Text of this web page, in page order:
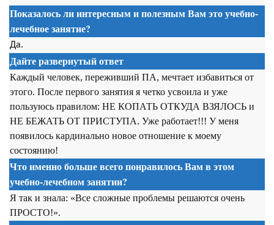
Показалось ли интересным и полезным Вам это учебно-
лечебное занятие?
Да.
Дайте развернутый ответ
Каждый человек, переживший ПА, мечтает избавиться от
этого. После первого занятия я четко усвоила и уже
пользуюсь правилом: НЕ КОПАТЬ ОТКУДА ВЗЯЛОСЬ и
НЕ БЕЖАТЬ ОТ ПРИСТУПА. Уже работает!!! У меня
появилось кардинально новое отношение к моему
состоянию!
Что именно больше всего понравилось Вам в этом
учебно-лечебном занятии?
Я так и знала: «Все сложные проблемы решаются очень
ПРОСТО!».